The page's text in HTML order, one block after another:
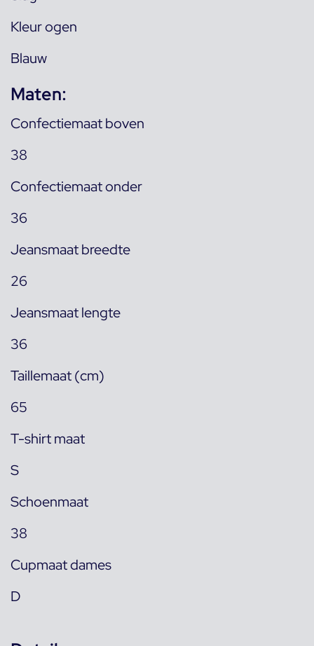
Kleur ogen
Blauw
Maten:
Confectiemaat boven
38
Confectiemaat onder
36
Jeansmaat breedte
26
Jeansmaat lengte
36
Taillemaat (cm)
65
T-shirt maat
S
Schoenmaat
38
Cupmaat dames
D